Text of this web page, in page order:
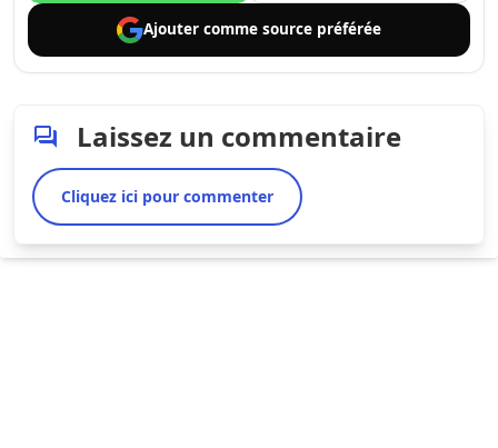
Ajouter comme source préférée
Laissez un commentaire
Cliquez ici pour commenter